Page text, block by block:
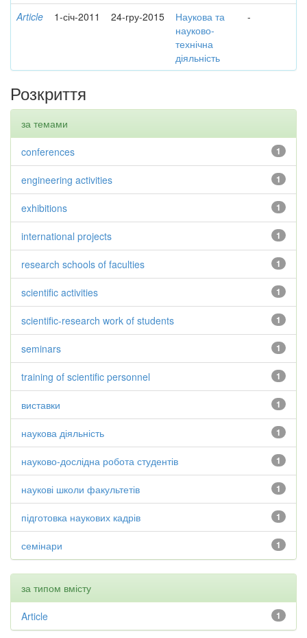
Article 1-січ-2011 24-гру-2015
Наукова та
науково-
технічна
діяльність
-
Розкриття
за темами
1
conferences
1
engineering activities
1
exhibitions
1
international projects
1
research schools of faculties
1
scientific activities
1
scientific-research work of students
1
seminars
1
training of scientific personnel
1
виставки
1
наукова діяльність
1
науково-дослідна робота студентів
1
наукові школи факультетів
1
підготовка наукових кадрів
1
семінари
за типом вмісту
1
Article